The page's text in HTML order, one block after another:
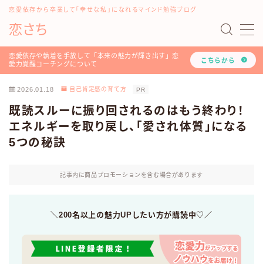
恋さち
恋愛依存から卒業して「幸せな私」になれるマインド勉強ブログ
#16198 (タイトルなし)
「どうして私はいつも愛されないの？」を解決する『恋
愛認知力アップ！LINEレッスン』について
細について
お問い合わせ
このブログと恋愛コーチみらいのプロフィール
恋愛力覚醒コーチングについて
利用規約
有料記事の決済完了ページ
運営者情報
恋愛依存や執着を手放して「本来の魅力が輝き出す」恋
愛力覚醒コーチングについて
こちらから
2026.01.18 自己肯定感の育て方 PR
既読スルーに振り回されるのはもう終わり！
エネルギーを取り戻し、「愛され体質」になる
5つの秘訣
記事内に商品プロモーションを含む場合があります
＼200名以上の魅力UPしたい方が購読中♡／